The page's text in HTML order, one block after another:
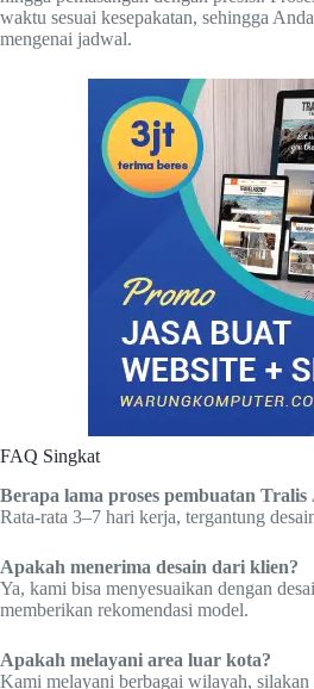
waktu sesuai kesepakatan, sehingga
mengenai jadwal.
FAQ Singkat
Berapa lama proses pembuatan Tralis
Rata-rata 3–7 hari kerja, tergantung
Apakah menerima desain dari klien?
Ya, kami bisa menyesuaikan dengan
memberikan rekomendasi model.
Apakah melayani area luar kota?
Kami melayani berbagai wilayah,